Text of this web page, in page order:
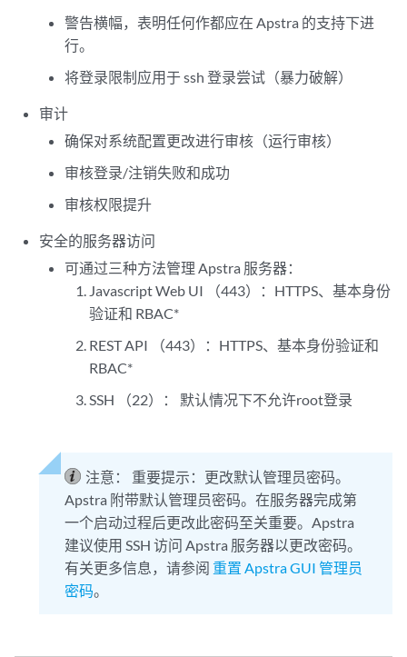
警告横幅，表明任何作都应在 Apstra 的支持下进
行。
将登录限制应用于 ssh 登录尝试（暴力破解）
审计
确保对系统配置更改进行审核（运行审核）
审核登录/注销失败和成功
审核权限提升
安全的服务器访问
可通过三种方法管理 Apstra 服务器：
Javascript Web UI （443）：HTTPS、基本身份
验证和 RBAC*
REST API （443）：HTTPS、基本身份验证和
RBAC*
SSH （22）： 默认情况下不允许root登录
注意：
重要提示：更改默认管理员密码。
Apstra 附带默认管理员密码。在服务器完成第
一个启动过程后更改此密码至关重要。Apstra
建议使用 SSH 访问 Apstra 服务器以更改密码。
有关更多信息，请参阅 重置 Apstra GUI 管理员
密码。